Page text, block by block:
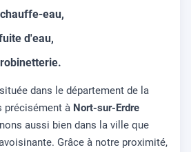
eau,
d'eau,
dans le département de la
précisément à Nort-sur-Erdre
aussi bien dans la ville que
Grâce à notre proximité,